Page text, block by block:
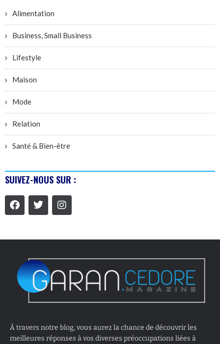
Alimentation
Business, Small Business
Lifestyle
Maison
Mode
Relation
Santé & Bien-être
SUIVEZ-NOUS SUR :
À travers notre blog, vous aurez la chance de découvrir les
meilleures réponses à vos diverses préoccupations liées à